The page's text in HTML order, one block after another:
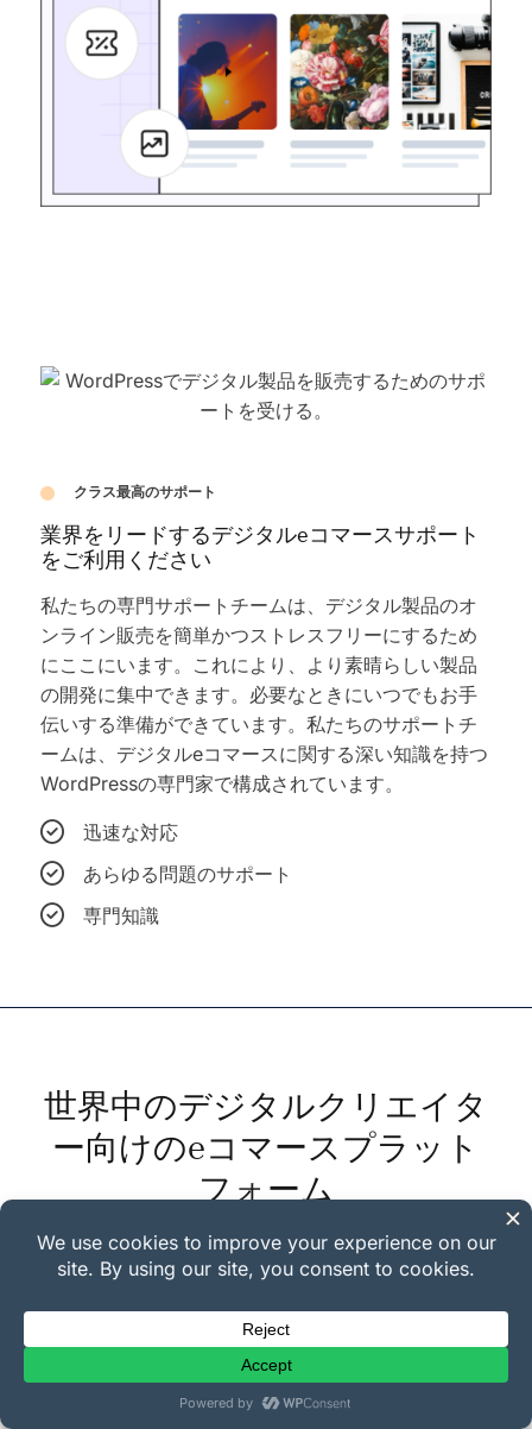
クラス最高のサポート
業界をリードするデジタルeコマースサポート
をご利用ください
私たちの専門サポートチームは、デジタル製品のオ
ンライン販売を簡単かつストレスフリーにするため
にここにいます。これにより、より素晴らしい製品
の開発に集中できます。必要なときにいつでもお手
伝いする準備ができています。私たちのサポートチ
ームは、デジタルeコマースに関する深い知識を持つ
WordPressの専門家で構成されています。
迅速な対応
あらゆる問題のサポート
専門知識
世界中のデジタルクリエイタ
ー向けのeコマースプラット
フォーム
Easy Digital Downloadsは、オンラインでデジタル製品を販
売するための簡単で収益性の高い方法を探しているクリエイ
ターや中小企業にとって、信頼できる選択肢です。